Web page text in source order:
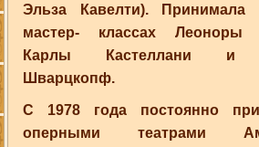
Эльза Кавелти). Принимала
мастер- классах Леоноры
Карлы Кастеллани и
Шварцкопф.
С 1978 года постоянно
оперными театрами